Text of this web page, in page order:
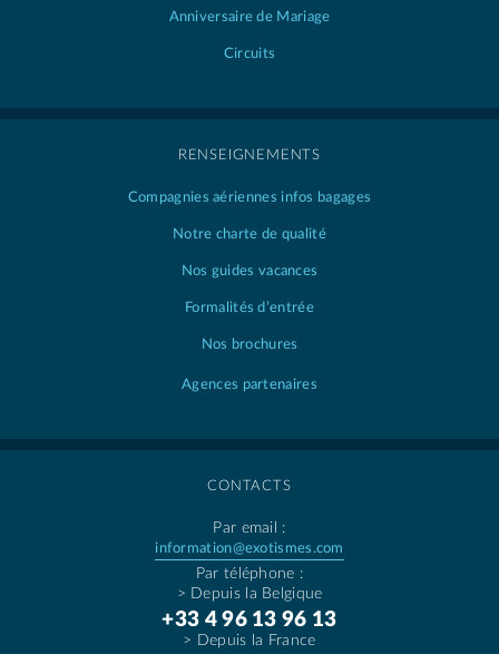
Anniversaire de Mariage
Circuits
RENSEIGNEMENTS
Compagnies aériennes infos bagages
Notre charte de qualité
Nos guides vacances
Formalités d’entrée
Nos brochures
Agences partenaires
CONTACTS
Par email :
information@exotismes.com
Par téléphone :
> Depuis la Belgique
+33 4 96 13 96 13
> Depuis la France